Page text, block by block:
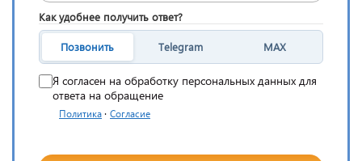
Как удобнее получить ответ?
Позвонить Telegram MAX
Я согласен на обработку персональных данных для
ответа на обращение
Политика · Согласие